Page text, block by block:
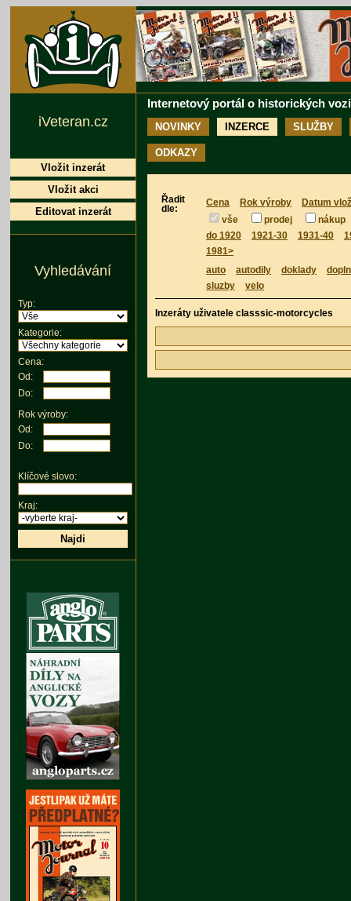
Internetový portál o historických
NOVINKY INZERCE SLUŽBY
ODKAZY
Řadit
dle:
Cena Rok výroby
Datum
vše
prodej
nákup
do 1920
1921-30 1931-40
1981>
auto
autodily doklady
sluzby
velo
Inzeráty uživatele classsic-motorcycles
iVeteran.cz
Vložit inzerát
Vložit akci
Editovat inzerát
Vyhledávání
Typ:
Kategorie:
Cena:
Od:
Do:
Rok výroby:
Od:
Do:
Klíčové slovo:
Kraj:
Najdi